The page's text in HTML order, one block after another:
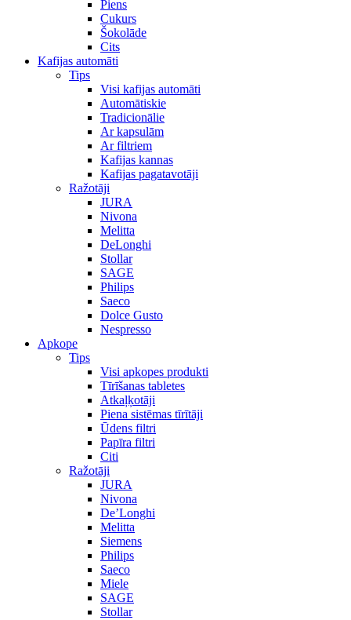
Piens
Cukurs
Šokolāde
Cits
Kafijas automāti
Tips
Visi kafijas automāti
Automātiskie
Tradicionālie
Ar kapsulām
Ar filtriem
Kafijas kannas
Kafijas pagatavotāji
Ražotāji
JURA
Nivona
Melitta
DeLonghi
Stollar
SAGE
Philips
Saeco
Dolce Gusto
Nespresso
Apkope
Tips
Visi apkopes produkti
Tīrīšanas tabletes
Atkaļķotāji
Piena sistēmas tīrītāji
Ūdens filtri
Papīra filtri
Citi
Ražotāji
JURA
Nivona
De’Longhi
Melitta
Siemens
Philips
Saeco
Miele
SAGE
Stollar